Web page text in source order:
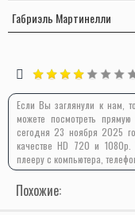
Габриэль Мартинелли
Если Вы заглянули к нам,
можете посмотреть
сегодня 23 ноября 2025
качестве HD 720 и
плееру с компьютера,
Похожие: